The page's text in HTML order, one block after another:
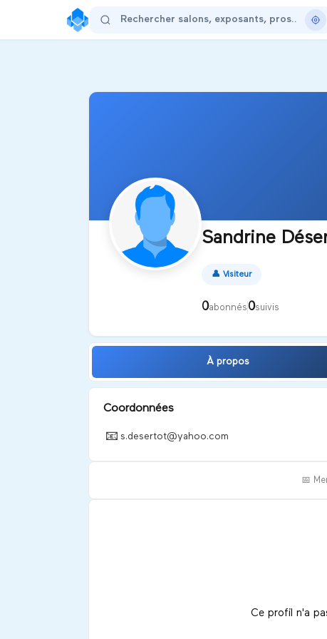
Sandrine
👤 Visiteur
0abonnés 0suivis
À propos
Coordonnées
📧 s.desertot@yahoo.com
📅
Ce profil n'a